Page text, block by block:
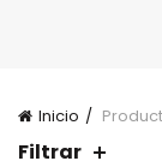
Inicio
Filtrar